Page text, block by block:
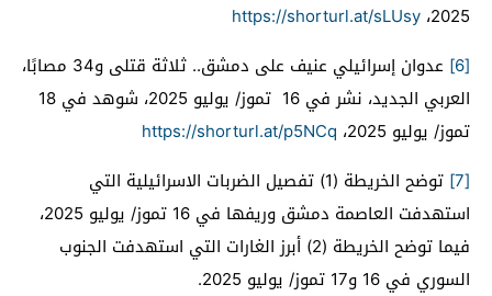
2025، https://shorturl.at/sLUsy
[6]
عدوان إسرائيلي عنيف على دمشق.. ثلاثة قتلى و34 مصابًا،
العربي الجديد، نشر في 16 تموز/ يوليو 2025، شوهد في 18
تموز/ يوليو 2025،
https://shorturl.at/p5NCq
[7]
توضح الخريطة (1) تفصيل الضربات الاسرائيلية التي
استهدفت العاصمة دمشق وريفها في 16 تموز/ يوليو 2025،
فيما توضح الخريطة (2) أبرز الغارات التي استهدفت الجنوب
السوري في 16 و17 تموز/ يوليو 2025.